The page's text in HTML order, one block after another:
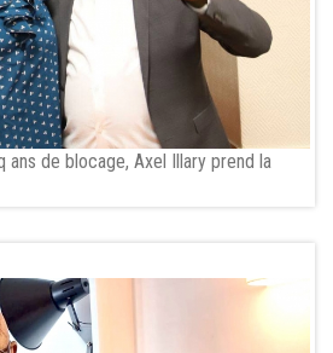
ans de blocage, Axel Illary prend la